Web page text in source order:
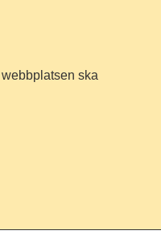
ska